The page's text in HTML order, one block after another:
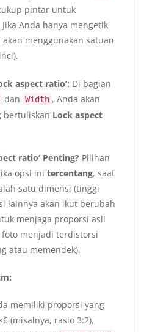
pintar untuk
Anda hanya mengetik
menggunakan satuan
aspect ratio’: Di bagian
dan Width , Anda akan
bertuliskan Lock aspect
ratio’ Penting? Pilihan
opsi ini tercentang, saat
satu dimensi (tinggi
lainnya akan ikut berubah
menjaga proporsi asli
menjadi terdistorsi
atau memendek).
memiliki proporsi yang
(misalnya, rasio 3:2),